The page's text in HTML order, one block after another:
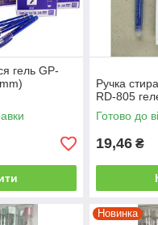
корпусу:
одноразовий стрижень
гель GP-
Ручка
RD-805
Готово до
19,46 ₴
Новинка